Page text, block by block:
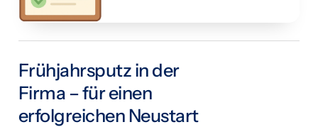
Frühjahrsputz in der
Firma – für einen
erfolgreichen Neustart